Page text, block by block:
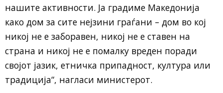
нашите активности. Ја градиме Македонија
како дом за сите нејзини граѓани – дом во кој
никој не е заборавен, никој не е ставен на
страна и никој не е помалку вреден поради
својот јазик, етничка припадност, култура или
традиција“, нагласи министерот.